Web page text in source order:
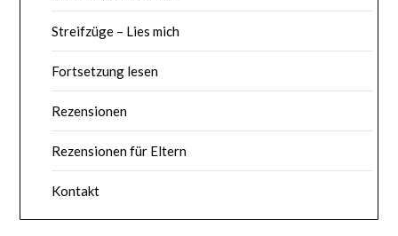
Streifzüge – Lies mich
Fortsetzung lesen
Rezensionen
Rezensionen für Eltern
Kontakt